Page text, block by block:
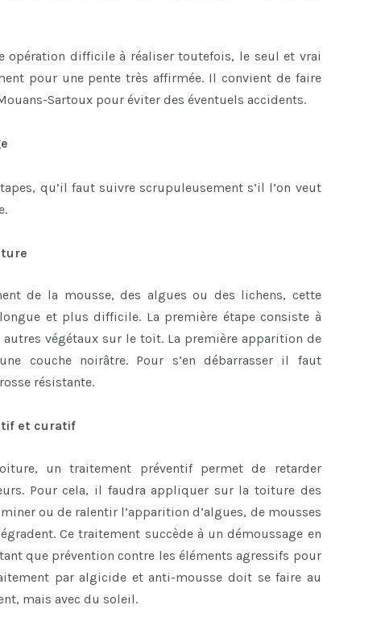
opération difficile à réaliser toutefois, le seul et vrai
pour une pente très affirmée. Il convient de faire
Sartoux pour éviter des éventuels accidents.
qu’il faut suivre scrupuleusement s’il l’on veut
de la mousse, des algues ou des lichens, cette
et plus difficile. La première étape consiste à
végétaux sur le toit. La première apparition de
couche noirâtre. Pour s’en débarrasser il faut
résistante.
et curatif
un traitement préventif permet de retarder
Pour cela, il faudra appliquer sur la toiture des
ou de ralentir l’apparition d’algues, de mousses
Ce traitement succède à un démoussage en
que prévention contre les éléments agressifs pour
par algicide et anti-mousse doit se faire au
mais avec du soleil.